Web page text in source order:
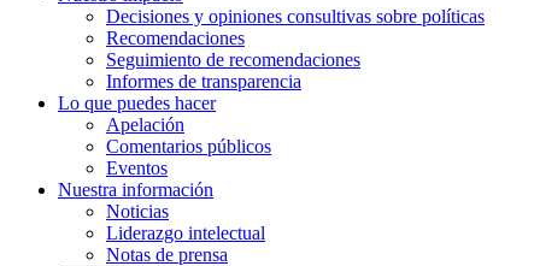
Decisiones y opiniones consultivas sobre políticas
Recomendaciones
Seguimiento de recomendaciones
Informes de transparencia
Lo que puedes hacer
Apelación
Comentarios públicos
Eventos
Nuestra información
Noticias
Liderazgo intelectual
Notas de prensa